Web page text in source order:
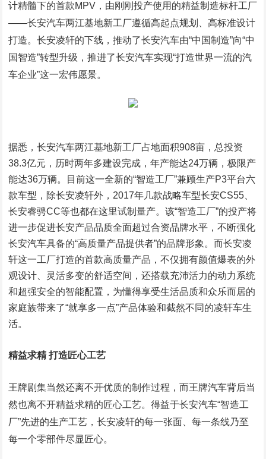
计精髓下的首款MPV，由刚刚投产使用的精益制造标杆工厂
——长安汽车两江基地新工厂遵循高起点规划、高标准设计
打造。长安凌轩的下线，推动了长安汽车由“中国制造”向“中
国智造”转型升级，推进了长安汽车实现“打造世界一流的汽
车企业”这一宏伟愿景。
据悉，长安汽车两江基地新工厂占地面积908亩，总投资
38.3亿元，历时两年多建设完成，年产能达24万辆，极限产
能达36万辆。目前这一全新的“智造工厂”兼顾生产P3平台六
款车型，除长安凌轩外，2017年几款战略车型长安CS55、
长安睿骋CC等也都在这里试制量产。该“智造工厂”的投产将
进一步促进长安产品品质全面超过合资品牌水平，不断强化
长安汽车具备的“高质量产品提供者”的品牌形象。而长安凌
轩这一工厂打造的首款高质量产品，不仅拥有颜值爆表的外
观设计、灵活多变的舒适空间，还搭载充沛活力的动力系统
和超强安全的智能配置，为懂得享受生活品质和众乐而居的
家庭族带来了“就享多一点”产品体验和截然不同的凌轩车生
活。
精益求精 打造匠心工艺
王牌剧集当然还离不开优质的制作过程，而王牌汽车背后当
然也离不开精益求精的匠心工艺。得益于长安汽车“智造工
厂”先进的生产工艺，长安凌轩的每一张面、每一条线乃至
每一个零部件尽显匠心。